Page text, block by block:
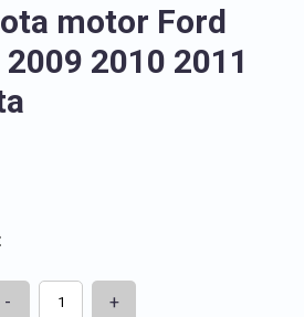
motor Ford
2010 2011
- +